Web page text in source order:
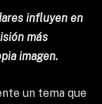
influyen en
más
imagen.
un tema que